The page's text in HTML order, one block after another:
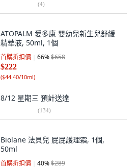
(4)
ATOPALM 愛多康 嬰幼兒新生兒舒緩
精華液, 50ml, 1個
首購折扣價 66%$658
$222
($44.40/10ml)
8/12 星期三 預計送達
(134)
Biolane 法貝兒 屁屁護理霜, 1個,
50ml
首購折扣價 40%$289